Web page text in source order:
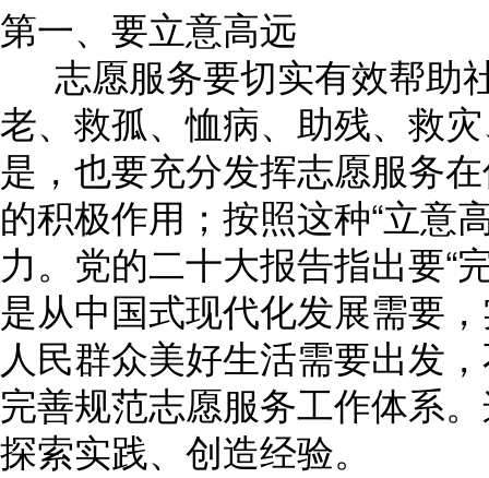
第一、要立意高远
志愿服务要切实有效帮助
老、救孤、恤病、助残、救
是，也要充分发挥志愿服务
的积极作用；按照这种“立意
力。党的二十大报告指出要“
是从中国式现代化发展需要
人民群众美好生活需要出发
完善规范志愿服务工作体系
探索实践、创造经验。